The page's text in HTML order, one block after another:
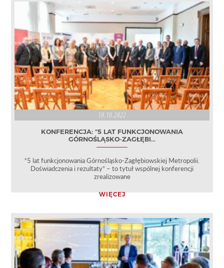
19.10.2022
KONFERENCJA: “5 LAT FUNKCJONOWANIA
GÓRNOŚLĄSKO-ZAGŁĘBI...
“5 lat funkcjonowania Górnośląsko-Zagłębiowskiej Metropolii.
Doświadczenia i rezultaty” – to tytuł wspólnej konferencji
zrealizowane
WIĘCEJ